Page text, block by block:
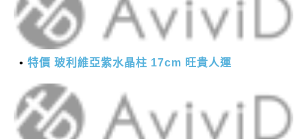
特價 玻利維亞紫水晶柱 17cm 旺貴人運